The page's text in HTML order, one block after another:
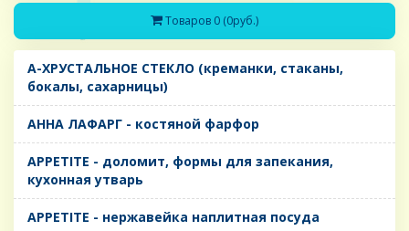
Товаров 0 (0руб.)
A-ХРУСТАЛЬНОЕ СТЕКЛО (креманки, стаканы,
бокалы, сахарницы)
AHHA ЛАФАРГ - костяной фарфор
APPETITE - доломит, формы для запекания,
кухонная утварь
APPETITE - нержавейка наплитная посуда